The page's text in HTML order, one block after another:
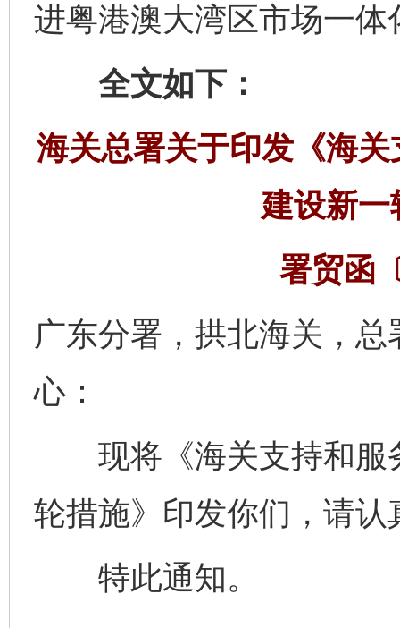
进粤港澳大湾区市场一
全文如下：
海关总署关于印发《海
建设新
署贸函
广东分署，拱北海关，
心：
现将《海关支持和服
轮措施》印发你们，请认
特此通知。